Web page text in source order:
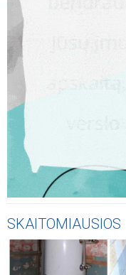
SKAITOMIAUSIOS